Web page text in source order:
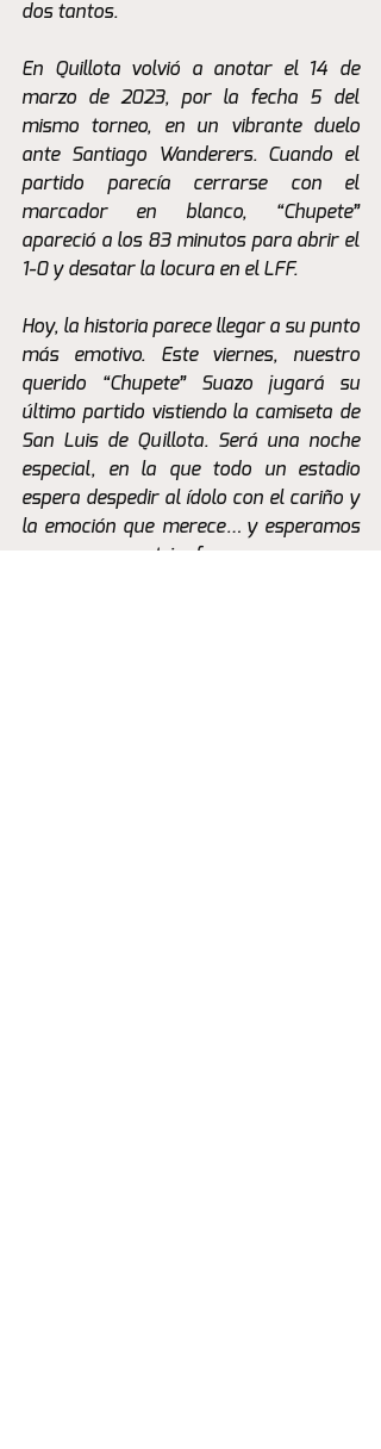
dos tantos.
En Quillota volvió a anotar el 14 de
marzo de 2023, por la fecha 5 del
mismo torneo, en un vibrante duelo
ante Santiago Wanderers. Cuando el
partido parecía cerrarse con el
marcador en blanco, “Chupete”
apareció a los 83 minutos para abrir el
1-0 y desatar la locura en el LFF.
Hoy, la historia parece llegar a su punto
más emotivo. Este viernes, nuestro
querido “Chupete” Suazo jugará su
último partido vistiendo la camiseta de
San Luis de Quillota. Será una noche
especial, en la que todo un estadio
espera despedir al ídolo con el cariño y
la emoción que merece… y esperamos
que sea con un triunfo.